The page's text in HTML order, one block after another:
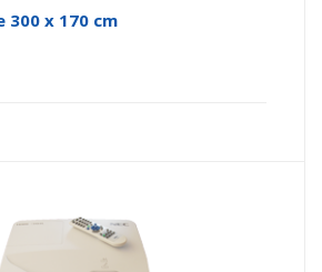
300 x 170 cm